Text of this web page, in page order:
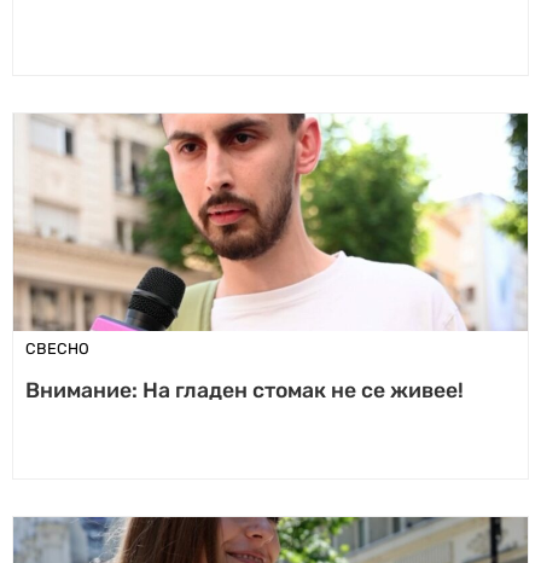
СВЕСНО
Внимание: На гладен стомак не се живее!